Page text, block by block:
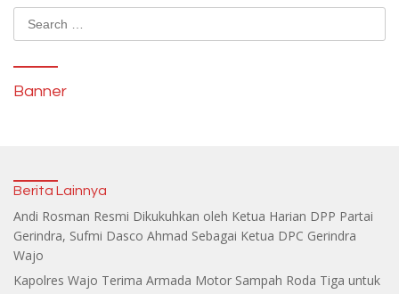
Banner
Berita Lainnya
Andi Rosman Resmi Dikukuhkan oleh Ketua Harian DPP Partai
Gerindra, Sufmi Dasco Ahmad Sebagai Ketua DPC Gerindra
Wajo
Kapolres Wajo Terima Armada Motor Sampah Roda Tiga untuk